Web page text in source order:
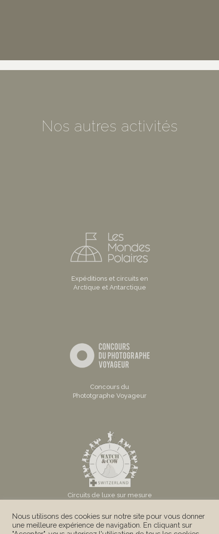
Nos autres activités
Expéditions et circuits en
Arctique et Antarctique
Concours du
Phototgraphe Voyageur
Circuits de luxe sur mesure
Nous utilisons des cookies sur notre site pour vous donner
une meilleure expérience de navigation. En cliquant sur